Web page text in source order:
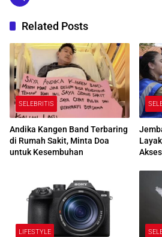
Related Posts
SELEBRITIS
Andika Kangen Band Terbaring
di Rumah Sakit, Minta Doa
untuk Kesembuhan
LIFESTYLE